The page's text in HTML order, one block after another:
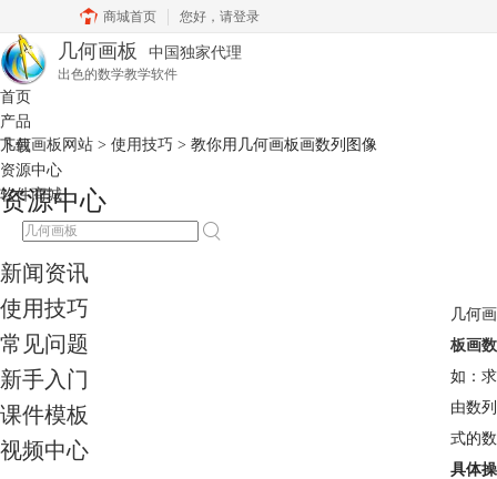
商城首页 您好， 请登录
几何画板 中国独家代理
出色的数学教学软件
首页
产品
下载
资源中心
软件商城
几何画板网站 > 使用技巧 > 教你用几何画板画数列图像
资源中心
新闻资讯
使用技巧
常见问题
新手入门
课件模板
视频中心
几何
板画
如：
由数
式的
具体